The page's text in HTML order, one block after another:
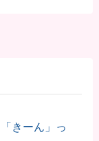
きーん」っ